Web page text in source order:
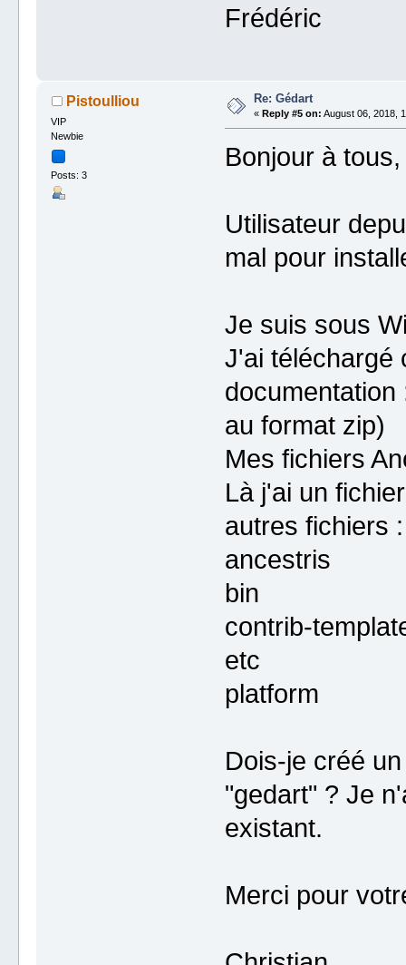
Frédéric
Pistoulliou
VIP
Newbie
Posts: 3
Re: Gédart
«Reply #5 on: August 06, 2018,
Bonjour à tous,
Utilisateur
mal pour
Je suis sous
J'ai téléchargé
au format zip)
Mes fichiers
Là j'ai un
autres fichiers :
ancestris
bin
contrib-
etc
platform
Dois-je créé
"gedart" ? Je
existant.
Merci pour